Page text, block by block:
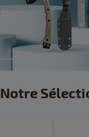
Notre